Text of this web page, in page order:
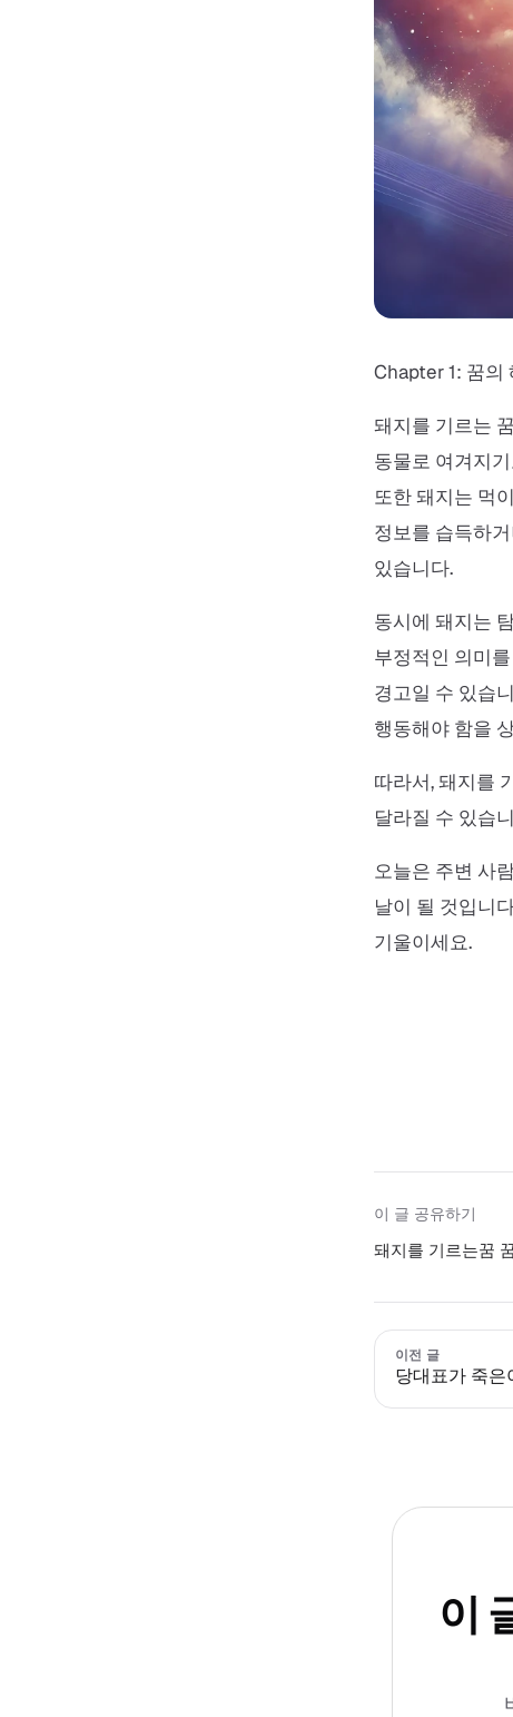
Chapter 1: 꿈의
돼지를 기르는
동물로 여겨지
또한 돼지는 먹
정보를 습득하
있습니다.
동시에 돼지는
부정적인 의미
경고일 수 있습
행동해야 함을
따라서, 돼지를
달라질 수 있습
오늘은 주변 사
날이 될 것입니
기울이세요.
이 글 공유하기
돼지를 기르는꿈
이전 글
당대표가 죽은
이